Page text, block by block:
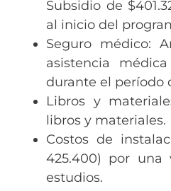
Subsidio de
al inicio del
Seguro médico:
asistencia
durante el período
Libros y
libros y materiales.
Costos de
425.400) por
estudios.